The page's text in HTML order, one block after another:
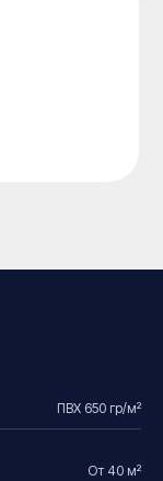
ПВХ 650 гр/м²
От 40 м²